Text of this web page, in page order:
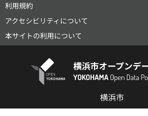
利用規約
アクセシビリティについて
本サイトの利用について
横浜市